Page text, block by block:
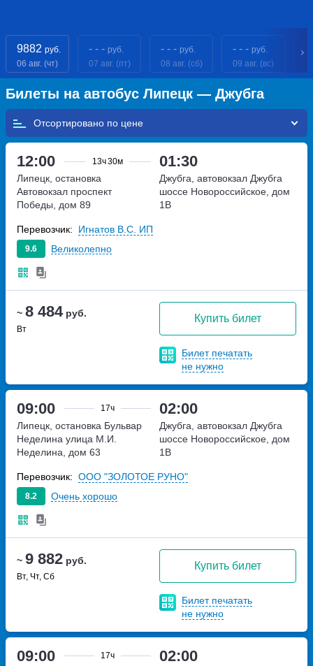
9882 руб.
06 авг. (чт)
- - - руб.
07 авг. (пт)
- - - руб.
08 авг. (сб)
- - - руб.
09 авг. (вс)
Билеты на автобус Липецк — Джубга
Отсортировано по
12:00 13ч30м 01:30
~ 8 484руб.
Вт
Купить билет
Билет печатать
не нужно
Липецк, остановка
Автовокзал проспект
Победы, дом 89
Джубга, автовокзал Джубга
шоссе Новороссийское, дом
1В
9.6 Великолепно
Перевозчик: Игнатов В.С. ИП
09:00 17ч 02:00
~ 9 882 руб.
Вт, Чт, Сб
Купить билет
Билет печатать
не нужно
Липецк, остановка Бульвар
Неделина улица М.И.
Неделина, дом 63
Джубга, автовокзал Джубга
шоссе Новороссийское, дом
1В
8.2 Очень хорошо
Перевозчик: ООО "ЗОЛОТОЕ РУНО"
09:00 17ч 02:00